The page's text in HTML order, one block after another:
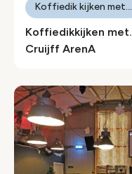
Koffiedikkijken
Cruijff ArenA
Koffiedik kijken met...